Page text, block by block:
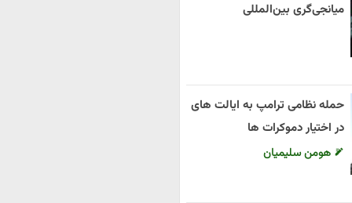
میانجی‌گری بین‌المللی
حمله نظامی ترامپ به ایالت های
در اختیار دموکرات ها
هومن سلیمیان